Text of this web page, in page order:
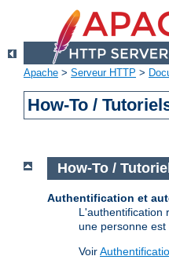
Apache > Serveur HTTP >
How-To /
How-To /
Authentification et
L'authentification
une personne est
Voir